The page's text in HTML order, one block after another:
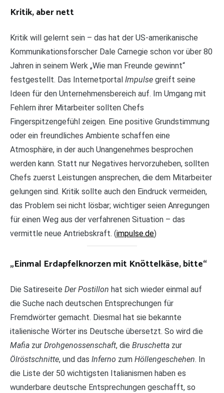
Kritik, aber nett
Kritik will gelernt sein – das hat der US-amerikanische
Kommunikationsforscher Dale Carnegie schon vor über 80
Jahren in seinem Werk „Wie man Freunde gewinnt“
festgestellt. Das Internetportal Impulse greift seine
Ideen für den Unternehmensbereich auf. Im Umgang mit
Fehlern ihrer Mitarbeiter sollten Chefs
Fingerspitzengefühl zeigen. Eine positive Grundstimmung
oder ein freundliches Ambiente schaffen eine
Atmosphäre, in der auch Unangenehmes besprochen
werden kann. Statt nur Negatives hervorzuheben, sollten
Chefs zuerst Leistungen ansprechen, die dem Mitarbeiter
gelungen sind. Kritik sollte auch den Eindruck vermeiden,
das Problem sei nicht lösbar; wichtiger seien Anregungen
für einen Weg aus der verfahrenen Situation – das
vermittle neue Antriebskraft. (impulse.de)
„Einmal Erdapfelknorzen mit Knöttelkäse, bitte“
Die Satireseite Der Postillon hat sich wieder einmal auf
die Suche nach deutschen Entsprechungen für
Fremdwörter gemacht. Diesmal hat sie bekannte
italienische Wörter ins Deutsche übersetzt. So wird die
Mafia zur Drohgenossenschaft, die Bruschetta zur
Ölröstschnitte, und das Inferno zum Höllengeschehen. In
die Liste der 50 wichtigsten Italianismen haben es
wunderbare deutsche Entsprechungen geschafft, so